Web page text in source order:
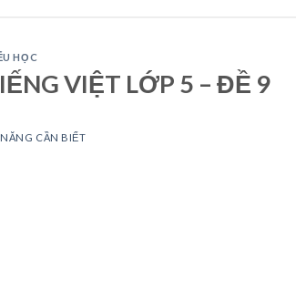
HỌC
VIỆT LỚP 5 – ĐỀ 9
NĂNG CẦN BIẾT